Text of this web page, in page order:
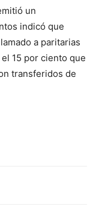
un
indicó que
a paritarias
15 por ciento que
transferidos de